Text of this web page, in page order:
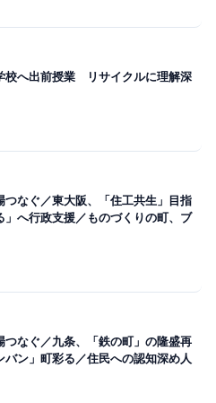
校へ出前授業 リサイクルに理解深
つなぐ／東大阪、「住工共生」目指
」へ行政支援／ものづくりの町、ブ
つなぐ／九条、「鉄の町」の隆盛再
バン」町彩る／住民への認知深め人